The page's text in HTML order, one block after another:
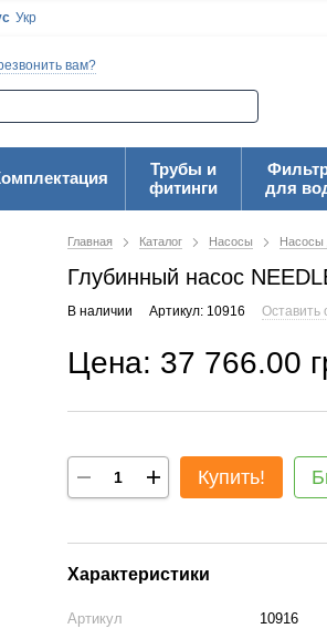
соглашение
Укр
вам?
Трубы и
фитинги
для
Главная Каталог Насосы Насосы
Глубинный насос
В наличии Артикул: 10916 Оставить
Цена: 37 766.00
Купить!
Характеристики
Артикул
10916